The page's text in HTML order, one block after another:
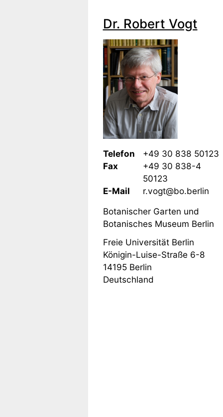
Dr. Robert Vogt
Telefon
+49 30 838 50123
Fax
+49 30 838-4
50123
E-Mail
r.vogt@bo.berlin
Botanischer Garten und
Botanisches Museum Berlin
Freie Universität Berlin
Königin-Luise-Straße 6-8
14195 Berlin
Deutschland